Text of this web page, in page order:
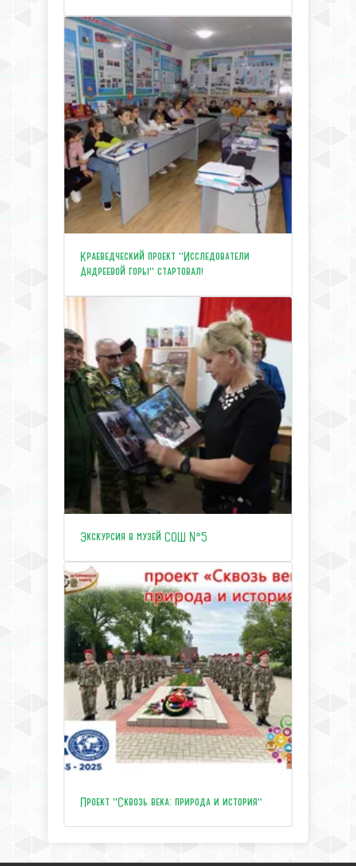
Краеведческий проект "Исследователи
Андреевой горы" стартовал!
Экскурсия в музей СОШ №5
Проект "Сквозь века: природа и история"